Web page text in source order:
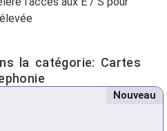
la catégorie: Cartes
Nouveau